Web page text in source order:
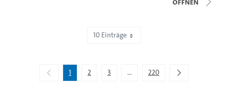
10 Einträge
1 2 3 ...Zwischenseiten Navigieren mit
220